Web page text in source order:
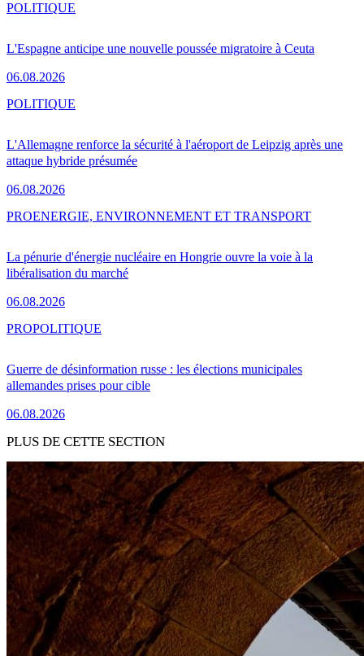
L'Espagne anticipe une nouvelle poussée migratoire à Ceuta
06.08.2026
POLITIQUE
L'Allemagne renforce la sécurité à l'aéroport de Leipzig après une
attaque hybride présumée
06.08.2026
POLITIQUE
La pénurie d'énergie nucléaire en Hongrie ouvre la voie à la
libéralisation du marché
06.08.2026
PROENERGIE, ENVIRONNEMENT ET TRANSPORT
Guerre de désinformation russe : les élections municipales
allemandes prises pour cible
06.08.2026
PROPOLITIQUE
PLUS DE CETTE SECTION